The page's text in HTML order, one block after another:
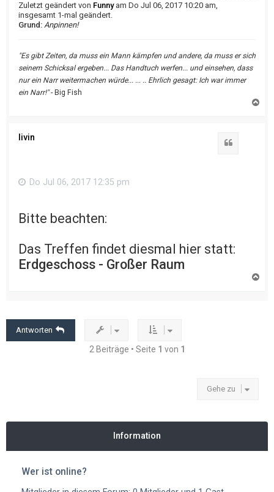
Zuletzt geändert von Funnyam Do Jul 06, 2017 10:20 am,
insgesamt 1-mal geändert.
Grund: Anpinnen!
"Es gibt Zeiten, da muss ein Mann kämpfen und andere, da muss er sich
seinem Schicksal ergeben... Das Handtuch werfen... und einsehen, dass
nur ein Narr weitermachen würde... ... .. Ehrlich gesagt: Ich war immer
ein Narr!"- Big Fish
livin
Do Jul 06, 2017 12:35 pm
Bitte beachten:
Das Treffen findet diesmal hier statt:
Erdgeschoss - Großer Raum
Antworten
2 Beiträge • Seite 1 von 1
Gehe zu
Information
Wer ist online?